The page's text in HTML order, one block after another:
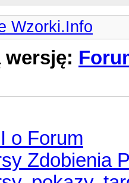
Wzorki.Info
wersję:
o Forum
Zdobienia